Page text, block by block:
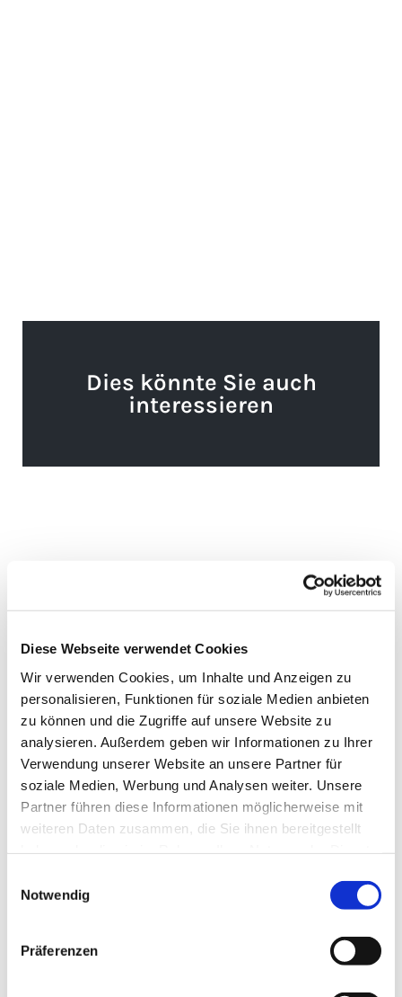
Diese Webseite verwendet Cookies
Wir verwenden Cookies, um Inhalte und Anzeigen zu
personalisieren, Funktionen für soziale Medien anbieten
zu können und die Zugriffe auf unsere Website zu
analysieren. Außerdem geben wir Informationen zu Ihrer
Verwendung unserer Website an unsere Partner für
soziale Medien, Werbung und Analysen weiter. Unsere
Partner führen diese Informationen möglicherweise mit
weiteren Daten zusammen, die Sie ihnen bereitgestellt
Notwendig
Präferenzen
Dies könnte Sie auch
interessieren
Gottesdienste